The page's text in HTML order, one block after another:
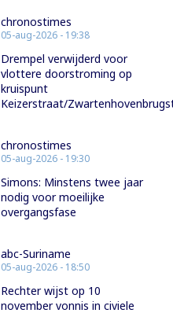
chronostimes
05-aug-2026 - 19:38
Drempel verwijderd voor
vlottere doorstroming op
kruispunt
Keizerstraat/
chronostimes
05-aug-2026 - 19:30
Simons: Minstens twee jaar
nodig voor moeilijke
overgangsfase
abc-Suriname
05-aug-2026 - 18:50
Rechter wijst op 10
november vonnis in civiele